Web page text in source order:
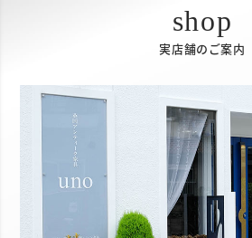
実店舗のご案内